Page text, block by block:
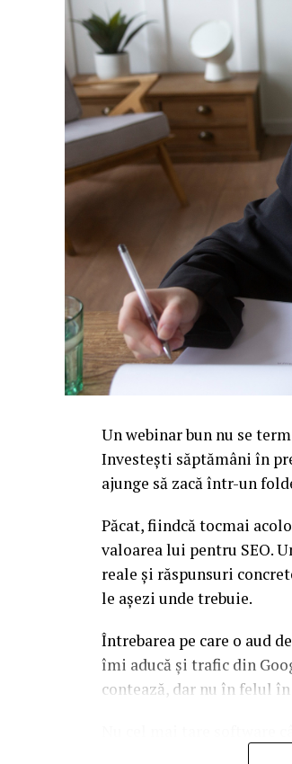
Un webinar bun nu se
Investești săptămâni în
ajunge să zacă într-un
Păcat, fiindcă tocmai
valoarea lui pentru SEO.
reale și răspunsuri
le așezi unde trebuie.
Întrebarea pe care o aud
îmi aducă și trafic din
contează, dar nu în felul în
reutilizat. Hai să o luăm